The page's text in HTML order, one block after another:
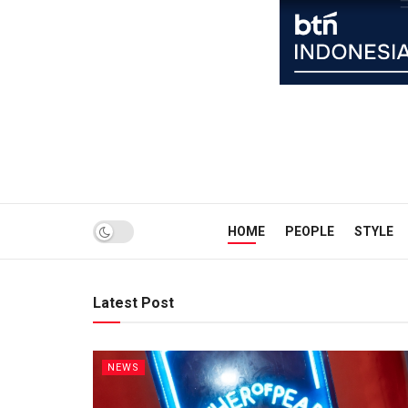
HOME PEOPLE STYLE
Latest Post
NEWS